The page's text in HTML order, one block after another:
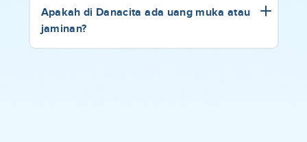
Apakah di Danacita ada uang muka atau
jaminan?